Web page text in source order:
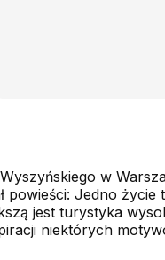
w
Jedno życie
jest turystyka
niektórych